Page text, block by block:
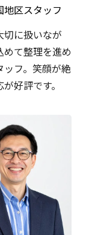
地区スタッフ
切に扱いなが
めて整理を進め
ッフ。笑顔が絶
好評です。